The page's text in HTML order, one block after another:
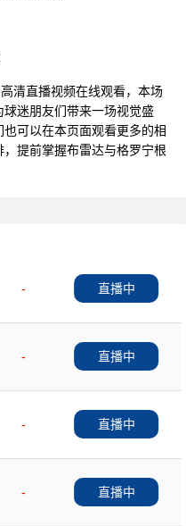
清直播视频在线观看，本场
迷朋友们带来一场视觉盛
可以在本页面观看更多的相
提前掌握布雷达与格罗宁根
-
直播中
-
直播中
-
直播中
-
直播中